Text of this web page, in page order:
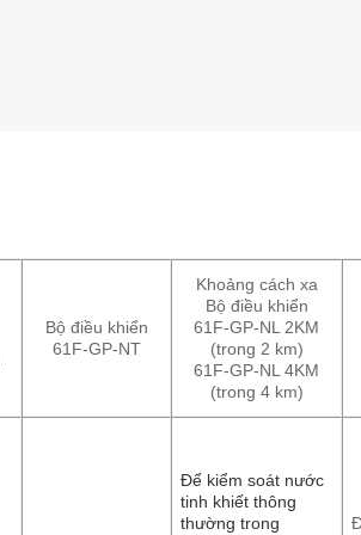
Bộ điều khiển
61F-GP-NT
Khoảng cách xa
Bộ điều khiển
61F-GP-NL 2KM
(trong 2 km)
61F-GP-NL 4KM
(trong 4 km)
Để kiểm soát nước
tinh khiết thông
thường trong